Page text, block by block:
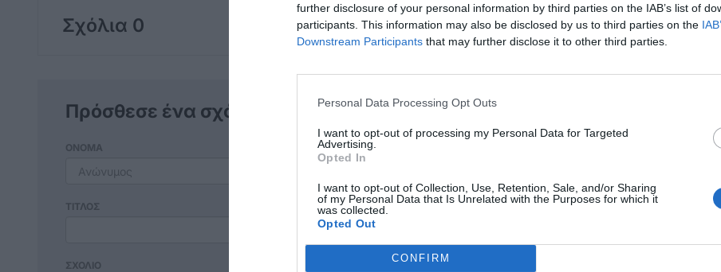
further disclosure of your personal information by third parties on the IAB’s list of
participants. This information may also be disclosed by us to third parties on the
Downstream Participants that may further disclose it to other third parties.
Personal Data Processing Opt Outs
I want to opt-out of processing my Personal Data for Targeted
Advertising.
Opted In
I want to opt-out of Collection, Use, Retention, Sale, and/or Sharing
of my Personal Data that Is Unrelated with the Purposes for which it
was collected.
Opted Out
CONFIRM
Σχόλια 0
Πρόσθεσε ένα σχόλιο
ΟΝΟΜΑ
ΤΙΤΛΟΣ
ΣΧΟΛΙΟ